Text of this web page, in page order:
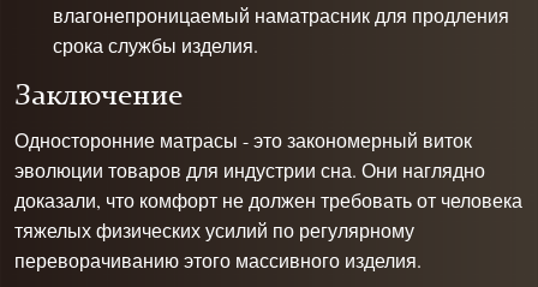
влагонепроницаемый наматрасник для продления
срока службы изделия.
Заключение
Односторонние матрасы - это закономерный виток
эволюции товаров для индустрии сна. Они наглядно
доказали, что комфорт не должен требовать от человека
тяжелых физических усилий по регулярному
переворачиванию этого массивного изделия.